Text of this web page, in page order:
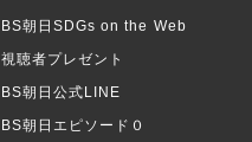
BS朝日SDGs on the Web
視聴者プレゼント
BS朝日公式LINE
BS朝日エピソード０